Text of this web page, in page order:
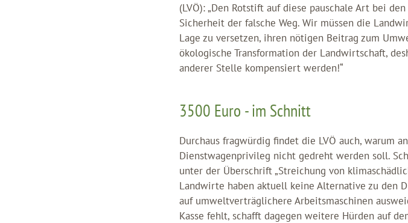
(LVÖ): „Den Rotstift auf diese pauschale Art bei
Sicherheit der falsche Weg. Wir müssen die
Lage zu versetzen, ihren nötigen Beitrag zum
ökologische Transformation der Landwirtschaft,
anderer Stelle kompensiert werden!“
3500 Euro - im Schnitt
Durchaus fragwürdig findet die LVÖ auch, warum
Dienstwagenprivileg nicht gedreht werden soll.
unter der Überschrift „Streichung von
Landwirte haben aktuell keine Alternative zu den
auf umweltverträglichere Arbeitsmaschinen
Kasse fehlt, schafft dagegen weitere Hürden auf